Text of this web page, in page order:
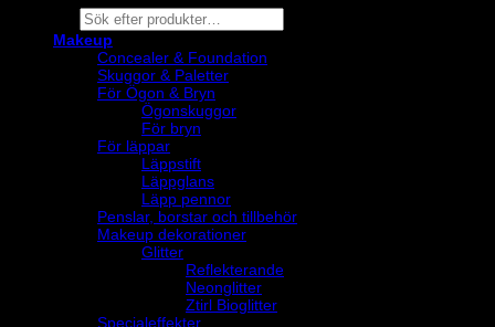
Products
search
Makeup
Concealer & Foundation
Skuggor & Paletter
För Ögon & Bryn
Ögonskuggor
För bryn
För läppar
Läppstift
Läppglans
Läpp pennor
Penslar, borstar och tillbehör
Makeup dekorationer
Glitter
Reflekterande
Neonglitter
Ztirl Bioglitter
Specialeffekter